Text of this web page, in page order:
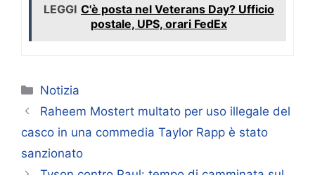
LEGGI C'è posta nel Veterans Day? Ufficio
postale, UPS, orari FedEx
Categorie
Notizia
Raheem Mostert multato per uso illegale del
casco in una commedia Taylor Rapp è stato
sanzionato